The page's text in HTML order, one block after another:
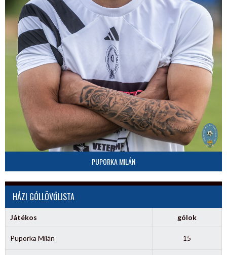
PUPORKA MILÁN
HÁZI GÓLLÖVŐLISTA
Játékos gólok
Puporka Milán 15